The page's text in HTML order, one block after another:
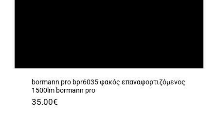
bormann pro bpr6035 φακός επαναφορτιζόμενος
1500lm bormann pro
35.00€